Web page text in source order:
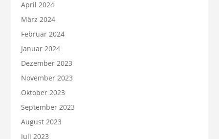
April 2024
März 2024
Februar 2024
Januar 2024
Dezember 2023
November 2023
Oktober 2023
September 2023
August 2023
Juli 2023